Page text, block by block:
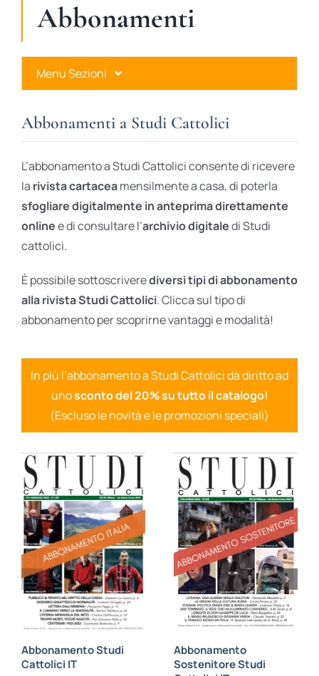
Abbonamenti
Menu Sezioni
Ares Gold
Ares Digital
Ares Gift Card
Abbonamenti a Studi Cattolici
L’abbonamento a Studi Cattolici consente di ricevere
la rivista cartaceamensilmente a casa, di poterla
sfogliare digitalmente in anteprima direttamente
onlinee di consultare l’archivio digitaledi Studi
cattolici.
È possibile sottoscriverediversi tipi di abbonamento
alla rivista Studi Cattolici. Clicca sul tipo di
abbonamento per scoprirne vantaggi e modalità!
In più l’abbonamento a Studi Cattolici dà diritto ad
unosconto del 20% su tutto il catalogo!
(Escluso le novità e le promozioni speciali)
Abbonamento Studi
Cattolici IT
Abbonamento
Sostenitore Studi